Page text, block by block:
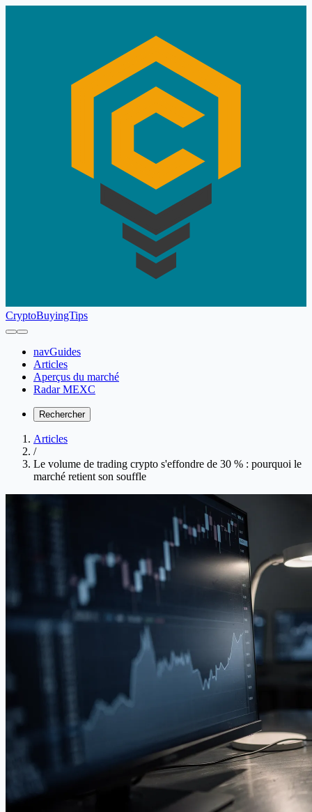
CryptoBuyingTips
navGuides
Articles
Aperçus du marché
Radar MEXC
Rechercher
Articles
/
Le volume de trading crypto s'effondre de 30 % : pourquoi le
marché retient son souffle